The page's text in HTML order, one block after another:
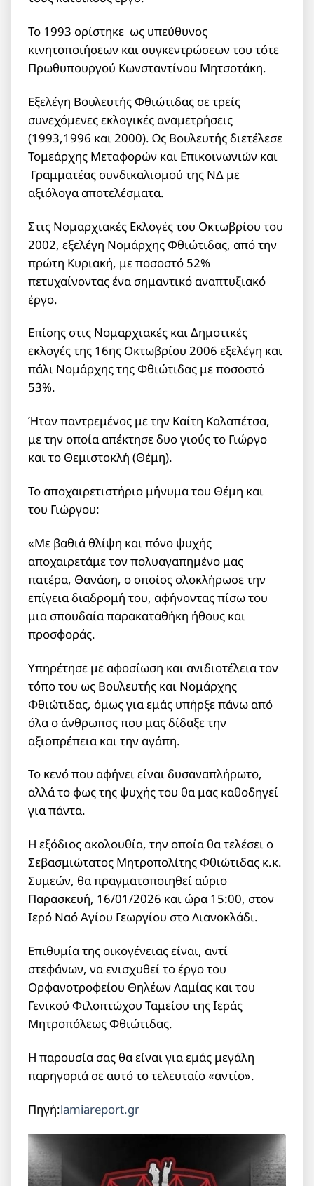
Το 1993 ορίστηκε ως υπεύθυνος
κινητοποιήσεων και συγκεντρώσεων του τότε
Πρωθυπουργού Κωνσταντίνου Μητσοτάκη.
Εξελέγη Βουλευτής Φθιώτιδας σε τρείς
συνεχόμενες εκλογικές αναμετρήσεις
(1993,1996 και 2000). Ως Βουλευτής διετέλεσε
Τομεάρχης Μεταφορών και Επικοινωνιών και
Γραμματέας συνδικαλισμού της ΝΔ με
αξιόλογα αποτελέσματα.
Στις Νομαρχιακές Εκλογές του Οκτωβρίου του
2002, εξελέγη Νομάρχης Φθιώτιδας, από την
πρώτη Κυριακή, με ποσοστό 52%
πετυχαίνοντας ένα σημαντικό αναπτυξιακό
έργο.
Επίσης στις Νομαρχιακές και Δημοτικές
εκλογές της 16ης Οκτωβρίου 2006 εξελέγη και
πάλι Νομάρχης της Φθιώτιδας με ποσοστό
53%.
Ήταν παντρεμένος με την Καίτη Καλαπέτσα,
με την οποία απέκτησε δυο γιούς το Γιώργο
και το Θεμιστοκλή (Θέμη).
Το αποχαιρετιστήριο μήνυμα του Θέμη και
του Γιώργου:
«Με βαθιά θλίψη και πόνο ψυχής
αποχαιρετάμε τον πολυαγαπημένο μας
πατέρα, Θανάση, ο οποίος ολοκλήρωσε την
επίγεια διαδρομή του, αφήνοντας πίσω του
μια σπουδαία παρακαταθήκη ήθους και
προσφοράς.
Υπηρέτησε με αφοσίωση και ανιδιοτέλεια τον
τόπο του ως Βουλευτής και Νομάρχης
Φθιώτιδας, όμως για εμάς υπήρξε πάνω από
όλα ο άνθρωπος που μας δίδαξε την
αξιοπρέπεια και την αγάπη.
Το κενό που αφήνει είναι δυσαναπλήρωτο,
αλλά το φως της ψυχής του θα μας καθοδηγεί
για πάντα.
Η εξόδιος ακολουθία, την οποία θα τελέσει ο
Σεβασμιώτατος Μητροπολίτης Φθιώτιδας κ.κ.
Συμεών, θα πραγματοποιηθεί αύριο
Παρασκευή, 16/01/2026 και ώρα 15:00, στον
Ιερό Ναό Αγίου Γεωργίου στο Λιανοκλάδι.
Επιθυμία της οικογένειας είναι, αντί
στεφάνων, να ενισχυθεί το έργο του
Ορφανοτροφείου Θηλέων Λαμίας και του
Γενικού Φιλοπτώχου Ταμείου της Ιεράς
Μητροπόλεως Φθιώτιδας.
Η παρουσία σας θα είναι για εμάς μεγάλη
παρηγοριά σε αυτό το τελευταίο «αντίο».
Πηγή:lamiareport.gr